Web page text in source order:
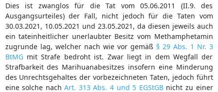
Dies ist zwanglos für die Tat vom 05.06.2011 (II.9. des
Ausgangsurteiles) der Fall, nicht jedoch für die Taten vom
30.03.2021, 10.05.2021 und 23.05.2021, da diesen jeweils auch
ein tateinheitlicher unerlaubter Besitz vom Methamphetamin
zugrunde lag, welcher nach wie vor gemäß § 29 Abs. 1 Nr. 3
BtMGmit Strafe bedroht ist. Zwar liegt in dem Wegfall der
Strafbarkeit des Marihuanabesitzes insofern eine Minderung
des Unrechtsgehaltes der vorbezeichneten Taten, jedoch führt
eine solche nachArt. 313 Abs. 4 und 5 EGStGBnicht zu einer